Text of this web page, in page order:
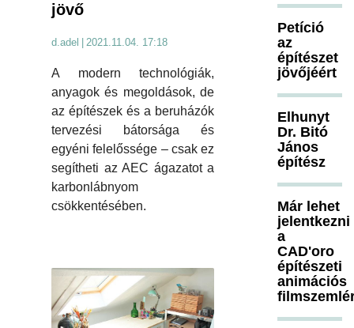
jövő
d.adel 2021.11.04. 17:18
A modern technológiák,
anyagok és megoldások, de
az építészek és a beruházók
tervezési bátorsága és
egyéni felelőssége – csak ez
segítheti az AEC ágazatot a
karbonlábnyom
csökkentésében.
Petíció
az
építészet
jövőjéért
Elhunyt
Dr. Bitó
János
építész
Már lehet
jelentkezni
a
CAD'oro
építészeti
animációs